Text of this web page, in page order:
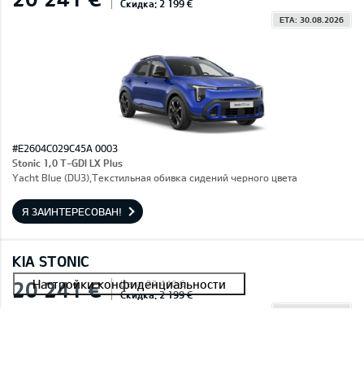
Скидка: 2 199 €
ETA: 30.08.2026
#E2604C029C45A 0003
Stonic 1,0 T-GDI LX Plus
Yacht Blue (DU3),Текстильная обивка сидений черного цвета
Я ЗАИНТЕРЕСОВАН!
KIA STONIC
20 241 € Цена: 22 440 €
Скидка: 2 199 €
ETA: 30.08.2026